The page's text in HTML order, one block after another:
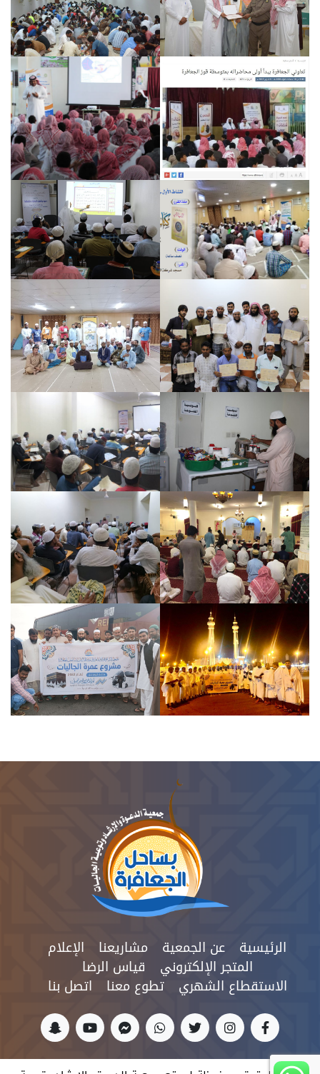
الرئيسية عن الجمعية مشاريعنا الإعلام
المتجر الإلكتروني قیاس الرضا
الاستقطاع الشهري تطوع معنا اتصل بنا